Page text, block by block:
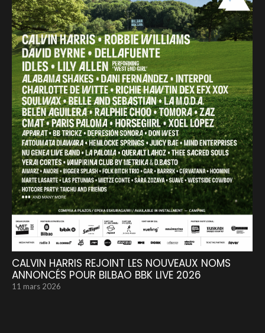
CALVIN HARRIS REJOINT LES NOUVEAUX NOMS
ANNONCÉS POUR BILBAO BBK LIVE 2026
11 mars 2026